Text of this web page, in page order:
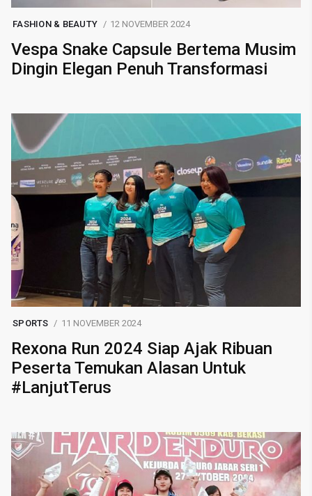
FASHION & BEAUTY 12 NOVEMBER 2024
Vespa Snake Capsule Bertema Musim
Dingin Elegan Penuh Transformasi
SPORTS 11 NOVEMBER 2024
Rexona Run 2024 Siap Ajak Ribuan
Peserta Temukan Alasan Untuk
#LanjutTerus